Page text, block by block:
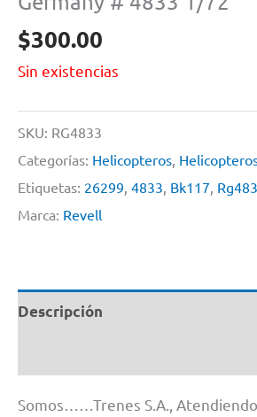
$300.00
Sin existencias
SKU: RG4833
Categorías: Helicopteros
Etiquetas: 26299 4833 Bk117
Marca: Revell
Descripción
Somos……Trenes S.A.,